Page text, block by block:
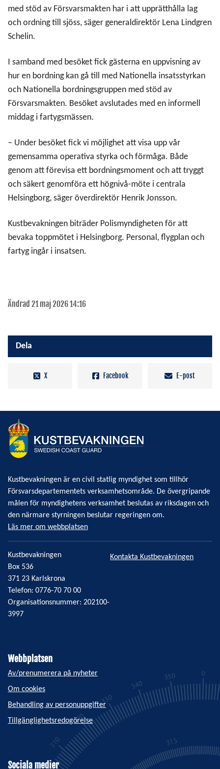
med stöd av Försvarsmakten har i att upprätthålla lag
och ordning till sjöss, säger generaldirektör Lena Lindgren
Schelin.
I samband med besöket fick gästerna en uppvisning av
hur en bordning kan gå till med Nationella insatsstyrkan
och Nationella bordningsgruppen med stöd av
Försvarsmakten. Besöket avslutades med en informell
middag i fartygsmässen.
– Under besöket fick vi möjlighet att visa upp vår
gemensamma operativa styrka och förmåga. Både
genom att förevisa ett bordningsmoment och att tryggt
och säkert genomföra ett högnivå-möte i centrala
Helsingborg, säger överdirektör Henrik Jonsson.
Kustbevakningen biträder Polismyndigheten för att
bevaka toppmötet i Helsingborg. Personal, flygplan och
fartyg ingår i insatsen.
Ändrad 21 maj 2026 14:16
Dela
X Facebook E-post
Kustbevakningen är en civil statlig myndighet som tillhör
Försvarsdepartementets verksamhetsområde. De övergripande
målen för myndighetens verksamhet beslutas av riksdagen och
den närmare styrningen beslutar regeringen om.
Läs mer om webbplatsen
Kustbevakningen
Box 536
371 23 Karlskrona
Telefon: 0776-70 70 00
Organisationsnummer: 202100-
3997
Kontakta Kustbevakningen
Webbplatsen
Av/prenumerera på nyheter
Om cookies
Behandling av personuppgifter
Tillgänglighetsredogörelse
Sociala medier